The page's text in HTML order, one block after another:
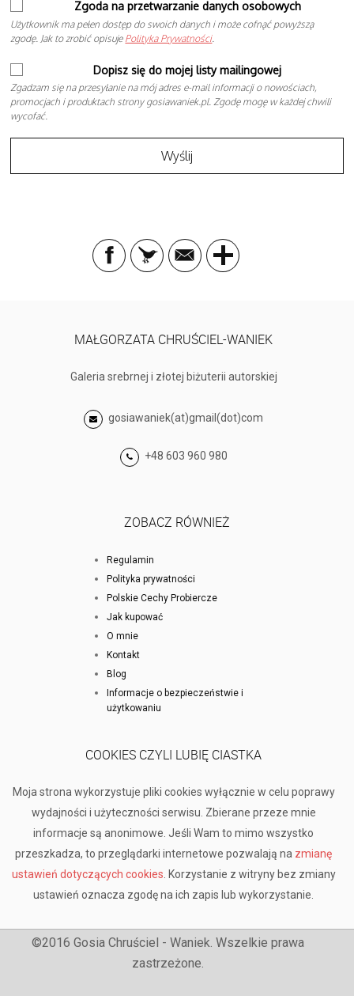
Zgoda na przetwarzanie danych osobowych
Użytkownik ma pełen dostęp do swoich danych i może cofnąć powyższą
zgodę. Jak to zrobić opisuje Polityka Prywatności.
Dopisz się do mojej listy mailingowej
Zgadzam się na przesyłanie na mój adres e-mail informacji o nowościach,
promocjach i produktach strony gosiawaniek.pl. Zgodę mogę w każdej chwili
wycofać.
MAŁGORZATA CHRUŚCIEL-WANIEK
Galeria srebrnej i złotej biżuterii autorskiej
gosiawaniek(at)gmail(dot)com
+48 603 960 980
ZOBACZ RÓWNIEŻ
Regulamin
Polityka prywatności
Polskie Cechy Probiercze
Jak kupować
O mnie
Kontakt
Blog
Informacje o bezpieczeństwie i
użytkowaniu
COOKIES CZYLI LUBIĘ CIASTKA
Moja strona wykorzystuje pliki cookies wyłącznie w celu poprawy
wydajności i użyteczności serwisu. Zbierane przeze mnie
informacje są anonimowe. Jeśli Wam to mimo wszystko
przeszkadza, to przeglądarki internetowe pozwalają na zmianę
ustawień dotyczących cookies . Korzystanie z witryny bez zmiany
ustawień oznacza zgodę na ich zapis lub wykorzystanie.
©2016 Gosia Chruściel - Waniek. Wszelkie prawa
zastrzeżone.